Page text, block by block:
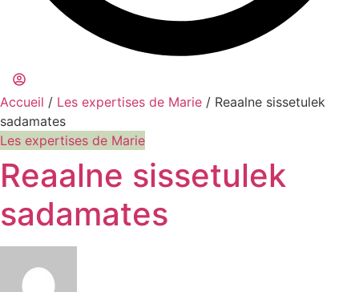
Accueil / Les expertises de Marie / Reaalne sissetulek
sadamates
Les expertises de Marie
Reaalne sissetulek
sadamates